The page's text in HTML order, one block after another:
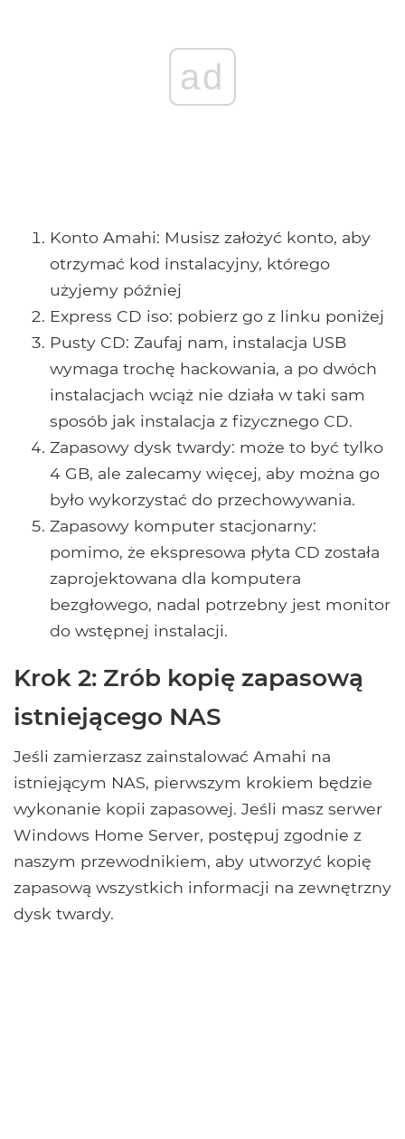
ad
Konto Amahi: Musisz założyć konto, aby
otrzymać kod instalacyjny, którego
użyjemy później
Express CD iso: pobierz go z linku poniżej
Pusty CD: Zaufaj nam, instalacja USB
wymaga trochę hackowania, a po dwóch
instalacjach wciąż nie działa w taki sam
sposób jak instalacja z fizycznego CD.
Zapasowy dysk twardy: może to być tylko
4 GB, ale zalecamy więcej, aby można go
było wykorzystać do przechowywania.
Zapasowy komputer stacjonarny:
pomimo, że ekspresowa płyta CD została
zaprojektowana dla komputera
bezgłowego, nadal potrzebny jest monitor
do wstępnej instalacji.
Krok 2: Zrób kopię zapasową
istniejącego NAS
Jeśli zamierzasz zainstalować Amahi na
istniejącym NAS, pierwszym krokiem będzie
wykonanie kopii zapasowej. Jeśli masz serwer
Windows Home Server, postępuj zgodnie z
naszym przewodnikiem, aby utworzyć kopię
zapasową wszystkich informacji na zewnętrzny
dysk twardy.